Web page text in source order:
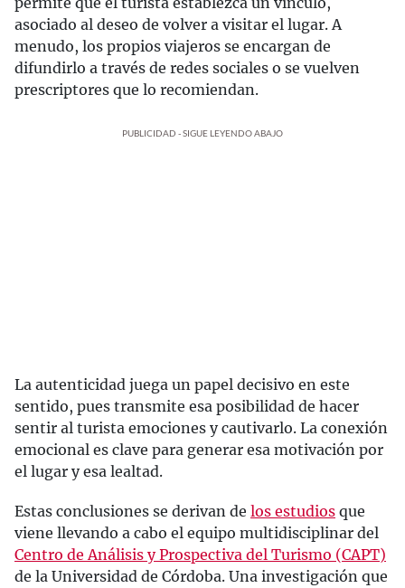
asociado al deseo de volver a visitar el lugar. A
menudo, los propios viajeros se encargan de
difundirlo a través de redes sociales o se vuelven
prescriptores que lo recomiendan.
PUBLICIDAD - SIGUE LEYENDO ABAJO
La autenticidad juega un papel decisivo en este
sentido, pues transmite esa posibilidad de hacer
sentir al turista emociones y cautivarlo. La conexión
emocional es clave para generar esa motivación por
el lugar y esa lealtad.
Estas conclusiones se derivan de los estudios que
viene llevando a cabo el equipo multidisciplinar del
Centro de Análisis y Prospectiva del Turismo (CAPT)
de la Universidad de Córdoba. Una investigación que